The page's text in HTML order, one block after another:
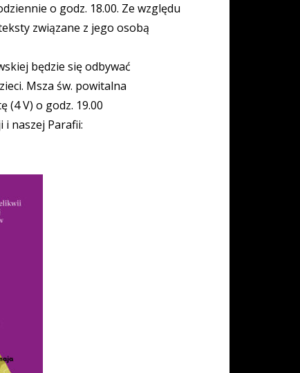
o godz. 18.00. Ze względu
związane z jego osobą
będzie się odbywać
Msza św. powitalna
(4 V) o godz. 19.00
i naszej Parafii: